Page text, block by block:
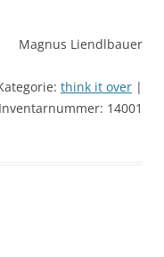
Magnus Liendlbauer
think it over |
Inventarnummer: 14001